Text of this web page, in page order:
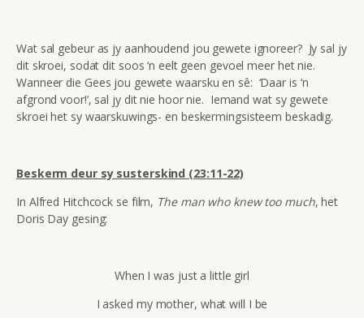
Wat sal gebeur as jy aanhoudend jou gewete ignoreer? Jy sal jy
dit skroei, sodat dit soos ‘n eelt geen gevoel meer het nie.
Wanneer die Gees jou gewete waarsku en sê: ‘Daar is ‘n
afgrond voor!’, sal jy dit nie hoor nie. Iemand wat sy gewete
skroei het sy waarskuwings- en beskermingsisteem beskadig.
Beskerm deur sy susterskind (23:11-22)
In Alfred Hitchcock se film, The man who knew too much, het
Doris Day gesing:
When I was just a little girl
I asked my mother, what will I be